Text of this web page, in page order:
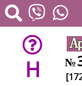
H №